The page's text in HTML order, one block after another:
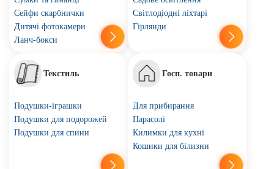
Сейфи скарбнички
Дитячі фотокамери
Ланч-бокси
Світлодіодні ліхтарі
Гірлянди
Текстиль
Подушки-іграшки
Подушки для подорожей
Подушки для спини
Госп. товари
Для прибирання
Парасолі
Килимки для кухні
Кошики для білизни